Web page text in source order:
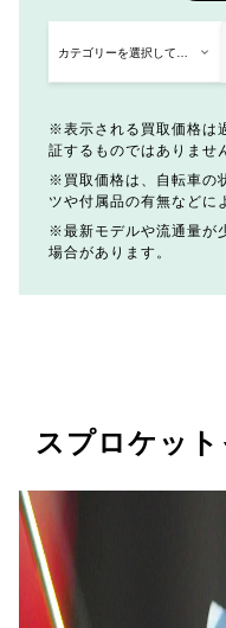
表示される買取価格は
証するものではありませ
買取価格は、自転車の
ツや付属品の有無などに
最新モデルや流通量が
場合があります。
スプロケッ